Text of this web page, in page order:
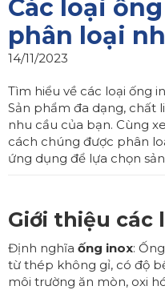
Các loại
phân loại
14/11/2023
Tìm hiểu về các loại ống
Sản phẩm đa dạng, chất
nhu cầu của bạn. Cùng
cách chúng được phân
ứng dụng để lựa chọn
Giới thiệu các
Định nghĩa ống inox:
từ thép không gỉ, có độ
môi trường ăn mòn, oxi